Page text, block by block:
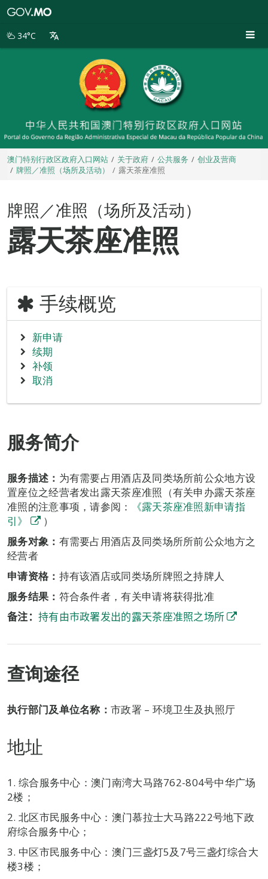
别
34°C
澳门特别行政区政府入口网站 关于政府 公共服务
创业及营商
牌照／准照（场所及活动）
露天茶座准照
牌照／准照（场所及活动）
露天茶座准照
手续概览
新申请
续期
补领
取消
服务简介
服务描述： 为有需要占用酒店及同类场所前公众地方设
置座位之经营者发出露天茶座准照（有关申办露天茶座
准照的注意事项，请参阅：
《露天茶座准照新申请指
引》
）
服务对象： 有需要占用酒店及同类场所所前公众地方之
经营者
申请资格： 持有该酒店或同类场所牌照之持牌人
服务结果： 符合条件者，有关申请将获得批准
备注： 持有由市政署发出的露天茶座准照之场所
查询途径
执行部门及单位名称： 市政署 – 环境卫生及执照厅
地址
1. 综合服务中心：澳门南湾大马路762-804号中华广场
2楼；
2. 北区市民服务中心：澳门慕拉士大马路222号地下政
府综合服务中心；
3. 中区市民服务中心：澳门三盏灯5及7号三盏灯综合大
楼3楼；